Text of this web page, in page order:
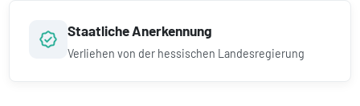
Staatliche Anerkennung
Verliehen von der hessischen Landesregierung